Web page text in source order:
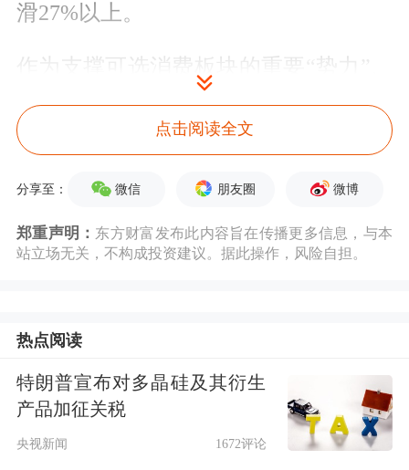
滑27%以上。
作为支撑可选消费板块的重要“势力”、
白马股与避险资金扎堆之地，家电与汽
车行业
的业绩变化，对可选消费的整体
估值与经营趋势带来巨大的震动。
家电业绩分化
不过，受地产后周期等因素影响，细分
领域出现了一定的分化。
点击阅读全文
分享至： 微信 朋友圈 微博
郑重声明： 东方财富发布此内容旨在传播更多信息，与本
站立场无关，不构成投资建议。据此操作，风险自担。
热点阅读
特朗普宣布对多晶硅及其衍生
产品加征关税
央视新闻 1672评论